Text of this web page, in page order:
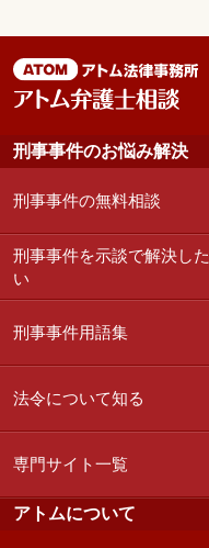
刑事事件のお悩み解決
刑事事件の無料相談
刑事事件を示談で解決した
い
刑事事件用語集
法令について知る
専門サイト一覧
アトムについて